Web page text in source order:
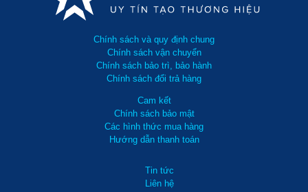
Chính sách và quy định chung
Chính sách vận chuyển
Chính sách bảo trì, bảo hành
Chính sách đổi trả hàng
Cam kết
Chính sách bảo mật
Các hình thức mua hàng
Hướng dẫn thanh toán
Tin tức
Liên hệ